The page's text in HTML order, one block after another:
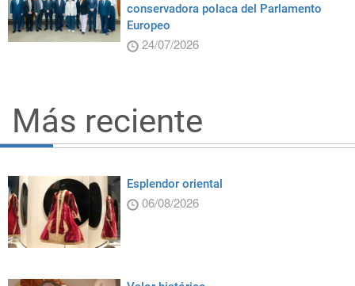
conservadora polaca del Parlamento
Europeo
24/07/2026
Más reciente
Esplendor oriental
06/08/2026